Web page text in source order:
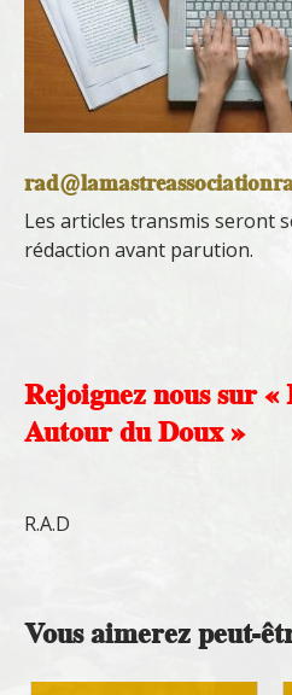
Les articles transmis seront
rédaction avant parution.
Rejoignez nous sur «
Autour du Doux »
R.A.D
Vous aimerez peut-